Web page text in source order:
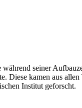
seiner
Diese kamen aus
Institut geforscht.